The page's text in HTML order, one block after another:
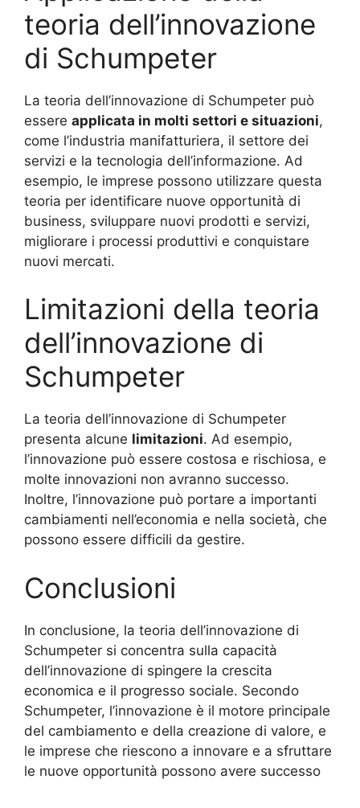
teoria dell’innovazione
di Schumpeter
La teoria dell’innovazione di Schumpeter può
essere applicata in molti settori e situazioni,
come l’industria manifatturiera, il settore dei
servizi e la tecnologia dell’informazione. Ad
esempio, le imprese possono utilizzare questa
teoria per identificare nuove opportunità di
business, sviluppare nuovi prodotti e servizi,
migliorare i processi produttivi e conquistare
nuovi mercati.
Limitazioni della teoria
dell’innovazione di
Schumpeter
La teoria dell’innovazione di Schumpeter
presenta alcune limitazioni. Ad esempio,
l’innovazione può essere costosa e rischiosa, e
molte innovazioni non avranno successo.
Inoltre, l’innovazione può portare a importanti
cambiamenti nell’economia e nella società, che
possono essere difficili da gestire.
Conclusioni
In conclusione, la teoria dell’innovazione di
Schumpeter si concentra sulla capacità
dell’innovazione di spingere la crescita
economica e il progresso sociale. Secondo
Schumpeter, l’innovazione è il motore principale
del cambiamento e della creazione di valore, e
le imprese che riescono a innovare e a sfruttare
le nuove opportunità possono avere successo